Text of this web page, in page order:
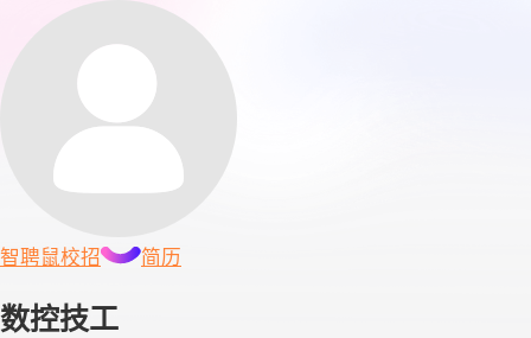
智聘鼠校招 简历
数控技工